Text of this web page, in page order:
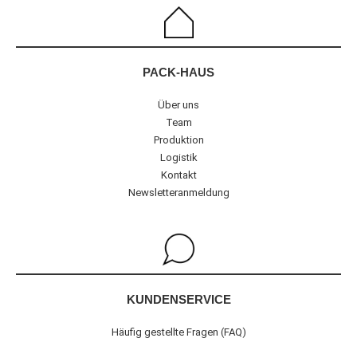
PACK-HAUS
Über uns
Team
Produktion
Logistik
Kontakt
Newsletteranmeldung
KUNDENSERVICE
Häufig gestellte Fragen (FAQ)